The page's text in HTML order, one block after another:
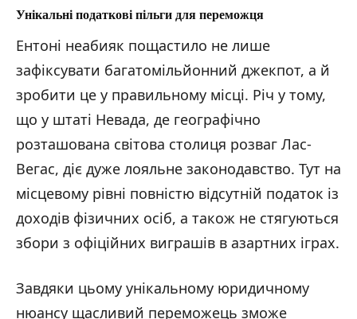
Унікальні податкові пільги для переможця
Ентоні неабияк пощастило не лише
зафіксувати багатомільйонний джекпот, а й
зробити це у правильному місці. Річ у тому,
що у штаті Невада, де географічно
розташована світова столиця розваг Лас-
Вегас, діє дуже лояльне законодавство. Тут на
місцевому рівні повністю відсутній податок із
доходів фізичних осіб, а також не стягуються
збори з офіційних виграшів в азартних іграх.
Завдяки цьому унікальному юридичному
нюансу щасливий переможець зможе